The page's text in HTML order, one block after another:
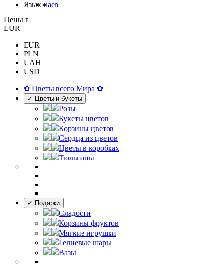
Язык uaen
Цены в
EUR
EUR
PLN
UAH
USD
✿ Цветы всего Мира ✿
✓ Цветы и букеты
Розы
Букеты цветов
Корзины цветов
Сердца из цветов
Цветы в коробках
Тюльпаны
✓ Подарки
Сладости
Корзины фруктов
Мягкие игрушки
Гелиевые шары
Вазы